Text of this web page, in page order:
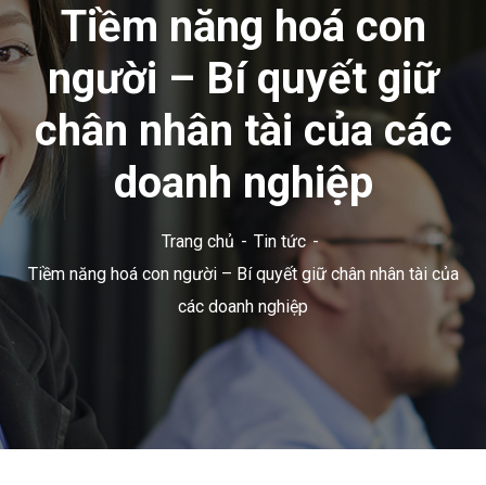
Tiềm năng hoá con
người – Bí quyết giữ
chân nhân tài của các
doanh nghiệp
Trang chủ
Tin tức
Tiềm năng hoá con người – Bí quyết giữ chân nhân tài của
các doanh nghiệp